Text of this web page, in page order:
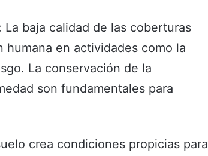
baja calidad de las coberturas
en actividades como la
La conservación de la
son fundamentales para
crea condiciones propicias para